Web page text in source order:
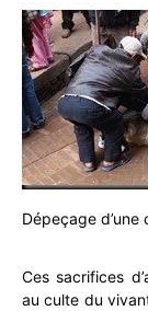
Dépeçage
Ces sacrifices
au culte du